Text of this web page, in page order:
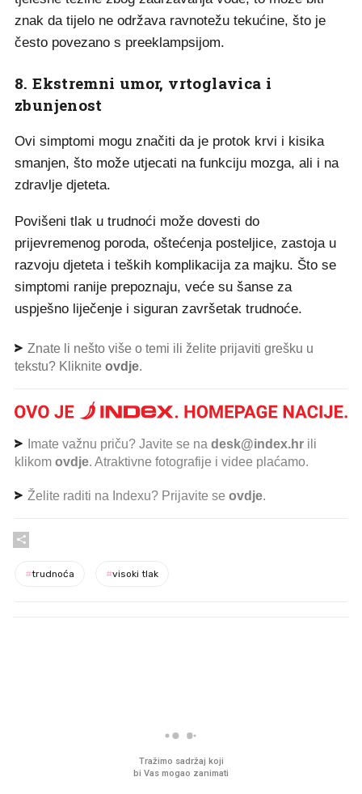
znak da tijelo ne održava ravnotežu tekućine, što je
često povezano s preeklampsijom.
8. Ekstremni umor, vrtoglavica i
zbunjenost
Ovi simptomi mogu značiti da je protok krvi i kisika
smanjen, što može utjecati na funkciju mozga, ali i na
zdravlje djeteta.
Povišeni tlak u trudnoći može dovesti do
prijevremenog poroda, oštećenja posteljice, zastoja u
razvoju djeteta i teških komplikacija za majku. Što se
simptomi ranije prepoznaju, veće su šanse za
uspješno liječenje i siguran završetak trudnoće.
Znate li nešto više o temi ili želite prijaviti grešku u
tekstu? Kliknite ovdje.
Imate važnu priču? Javite se na desk@index.hr ili
klikom ovdje. Atraktivne fotografije i videe plaćamo.
Želite raditi na Indexu? Prijavite se ovdje.
#trudnoća #visoki tlak